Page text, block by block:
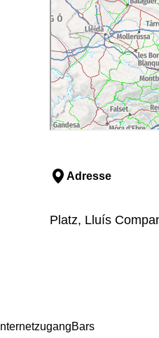
Adresse
Platz, Lluís
InternetzugangBars